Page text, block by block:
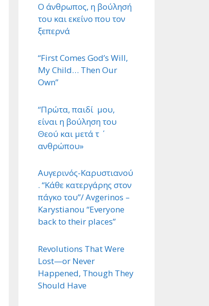
Ο άνθρωπος, η βούλησή
του και εκείνο που τον
ξεπερνά
“First Comes God’s Will,
My Child… Then Our
Own”
“Πρώτα, παιδί μου,
είναι η βούληση του
Θεού και μετά τ ΄
ανθρώπου»
Αυγερινός-Καρυστιανού
. “Κάθε κατεργάρης στον
πάγκο του”/ Avgerinos –
Karystianou “Εveryone
back to their places”
Revolutions That Were
Lost—or Never
Happened, Though They
Should Have